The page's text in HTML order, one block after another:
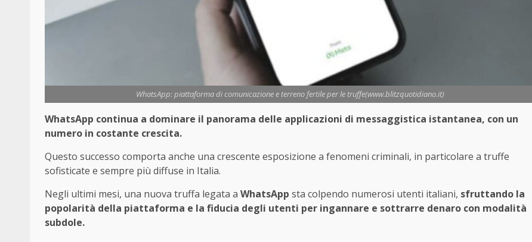
WhatsApp: piattaforma di comunicazione e terreno fertile per le truffe(www.blitzquotidiano.it)
WhatsApp continua a dominare il panorama delle applicazioni di messaggistica istantanea, con un
numero in costante crescita.
Questo successo comporta anche una crescente esposizione a fenomeni criminali, in particolare a truffe
sofisticate e sempre più diffuse in Italia.
Negli ultimi mesi, una nuova truffa legata a WhatsApp sta colpendo numerosi utenti italiani, sfruttando la
popolarità della piattaforma e la fiducia degli utenti per ingannare e sottrarre denaro con modalità
subdole.